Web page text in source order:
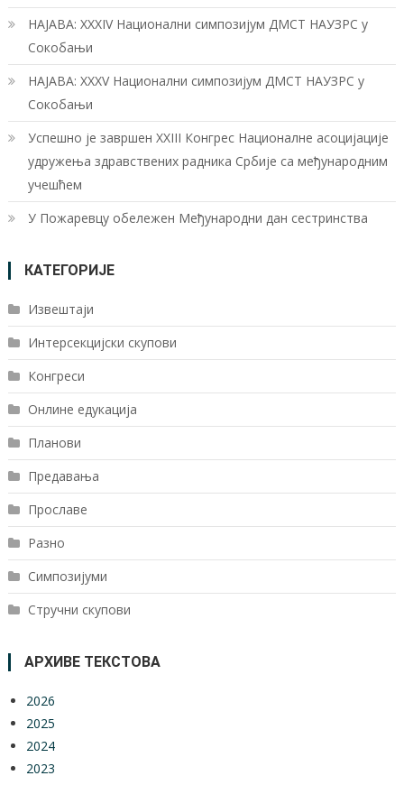
НАЈАВА: XXXIV Национални симпозијум ДМСТ НАУЗРС у
Сокобањи
НАЈАВА: XXXV Национални симпозијум ДМСТ НАУЗРС у
Сокобањи
Успешно је завршен XXIII Конгрес Националне асоцијације
удружења здравствених радника Србије са међународним
учешћем
У Пожаревцу обележен Међународни дан сестринства
КАТЕГОРИЈЕ
Извештаји
Интерсекцијски скупови
Конгреси
Онлине едукација
Планови
Предавања
Прославе
Разно
Симпозијуми
Стручни скупови
АРХИВЕ ТЕКСТОВА
2026
2025
2024
2023